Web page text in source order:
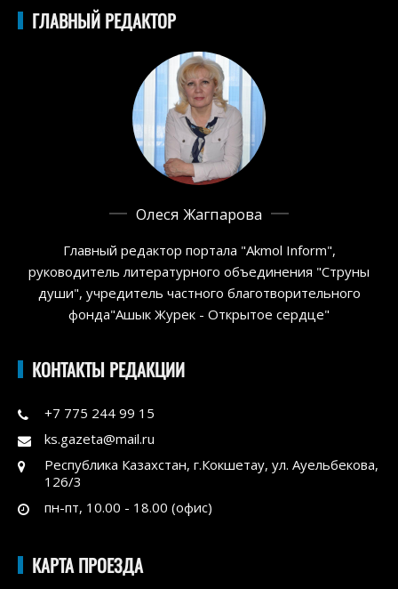
ГЛАВНЫЙ РЕДАКТОР
Олеся Жагпарова
Главный редактор портала "Akmol Inform",
руководитель литературного объединения "Струны
души", учредитель частного благотворительного
фонда"Ашык Журек - Открытое сердце"
КОНТАКТЫ РЕДАКЦИИ
+7 775 244 99 15
ks.gazeta@mail.ru
Республика Казахстан, г.Кокшетау, ул. Ауельбекова,
126/3
пн-пт, 10.00 - 18.00 (офис)
КАРТА ПРОЕЗДА